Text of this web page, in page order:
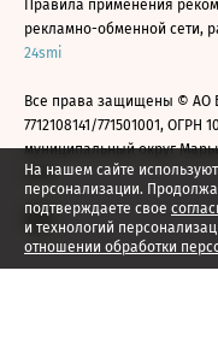
На нашем сайте
персонализации.
подтверждаете свое
и технологий
отношении обработки
Правила применения
рекламно-обменной сети,
24smi
Все права защищены © АО
7712108141/771501001, ОГРН
муниципальный округ
2026